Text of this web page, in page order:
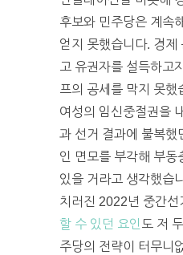
후보와 민주당은 계속
얻지 못했습니다. 경제
고 유권자를 설득하고
프의 공세를 막지 못했
여성의 임신중절권을
과 선거 결과에 불복했
인 면모를 부각해 부동
있을 거라고 생각했습
치러진 2022년 중간선
할 수 있던 요인 도 저
주당의 전략이 터무니